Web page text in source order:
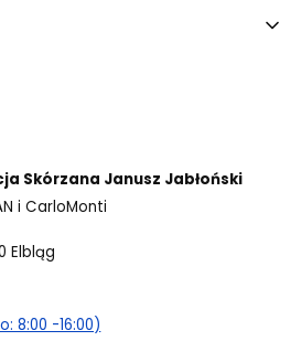
Skórzana Janusz Jabłoński
i CarloMonti
Elbląg
8:00 -16:00)